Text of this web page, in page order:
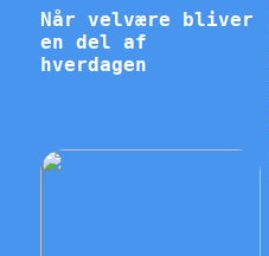
Når velvære bliver
en del af
hverdagen